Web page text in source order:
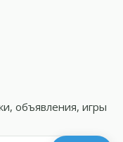
объявления, игры